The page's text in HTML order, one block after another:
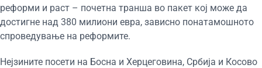
реформи и раст – почетна транша во пакет кој може да
достигне над 380 милиони евра, зависно понатамошното
спроведување на реформите.
Нејзините посети на Босна и Херцеговина, Србија и Косово